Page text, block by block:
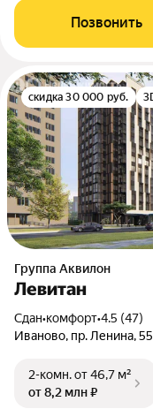
Позвонить
скидка 30 000 руб.
Группа Аквилон
Левитан
Сдан•комфорт•4.5 (47)
Иваново, пр. Ленина,
2-комн.от 46,7 м²
от 8,2 млн ₽